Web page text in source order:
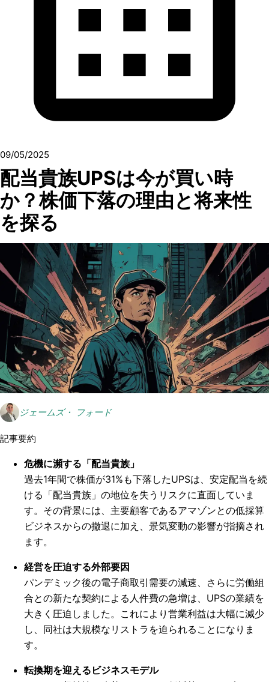
09/05/2025
配当貴族UPSは今が買い時
か？株価下落の理由と将来性
を探る
ジェームズ・ フォード
記事要約
危機に瀕する「配当貴族」
過去1年間で株価が31%も下落したUPSは、安定配当を続
ける「配当貴族」の地位を失うリスクに直面していま
す。その背景には、主要顧客であるアマゾンとの低採算
ビジネスからの撤退に加え、景気変動の影響が指摘され
ます。
経営を圧迫する外部要因
パンデミック後の電子商取引需要の減速、さらに労働組
合との新たな契約による人件費の急増は、UPSの業績を
大きく圧迫しました。これにより営業利益は大幅に減少
し、同社は大規模なリストラを迫られることになりま
す。
転換期を迎えるビジネスモデル